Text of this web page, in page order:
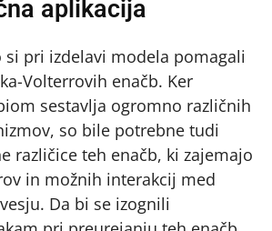
aplikacija
si pri izdelavi modela pomagali
Volterrovih enačb. Ker
sestavlja ogromno različnih
so bile potrebne tudi
različice teh enačb, ki zajemajo
in možnih interakcij med
Da bi se izognili